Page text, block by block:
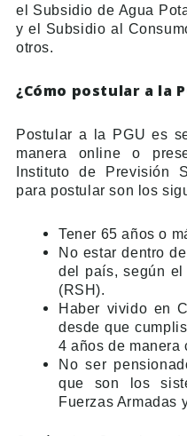
el Subsidio de Agua
y el Subsidio al
otros.
¿Cómo postular a la
Postular a la PGU es
manera online o
Instituto de Previsión
para postular son los
Tener 65 años o
No estar dentro
del país, según
(RSH).
Haber vivido en
desde que
4 años de manera
No ser
que son los
Fuerzas Armadas